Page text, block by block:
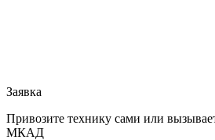
Заявка
Привозите технику сами или
МКАД